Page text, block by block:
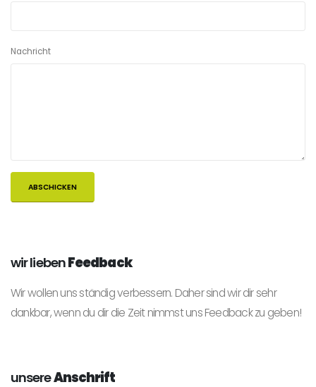
Nachricht
wir liebenFeedback
Wir wollen uns ständig verbessern. Daher sind wir dir sehr
dankbar, wenn du dir die Zeit nimmst uns Feedback zu geben!
unsereAnschrift